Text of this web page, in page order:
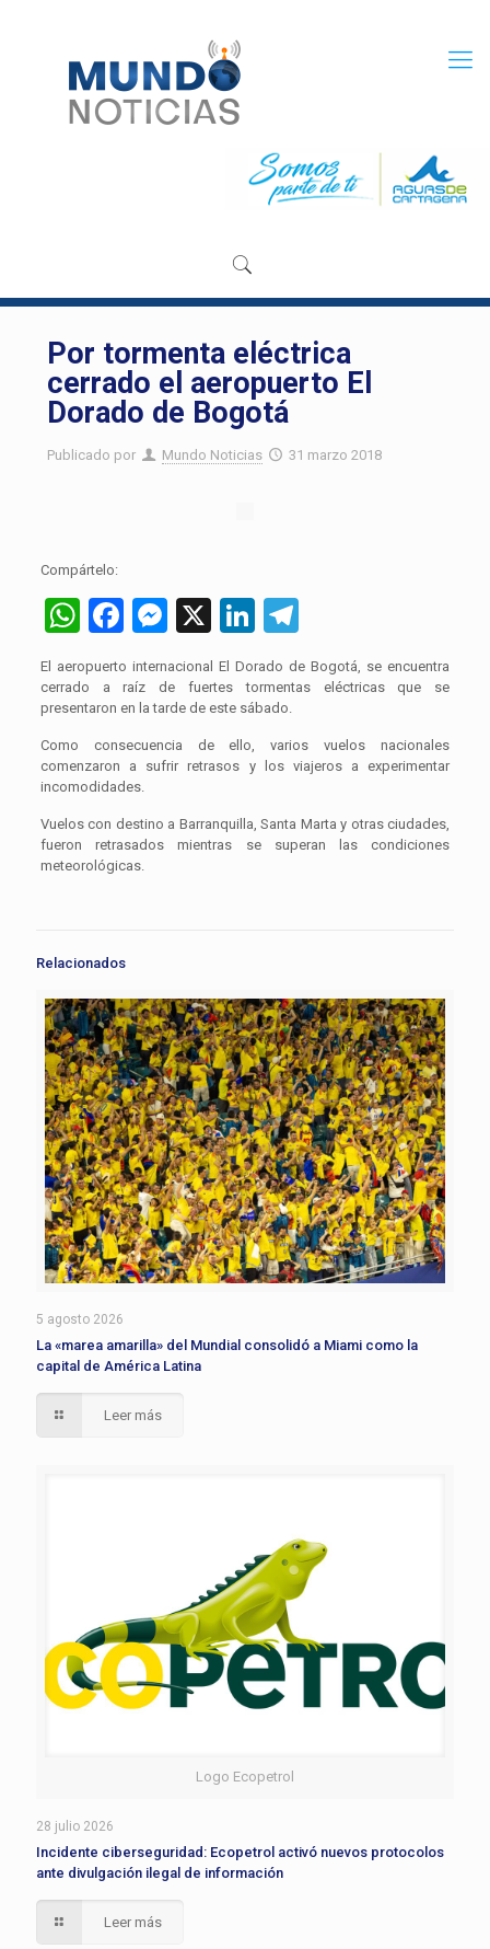
Por tormenta eléctrica
cerrado el aeropuerto El
Dorado de Bogotá
Publicado por Mundo Noticias 31 marzo 2018
Compártelo:
WhatsApp
Facebook
Messenger
X LinkedIn
El aeropuerto internacional El Dorado de Bogotá, se encuentra
cerrado a raíz de fuertes tormentas eléctricas que se
presentaron en la tarde de este sábado.
Como consecuencia de ello, varios vuelos nacionales
comenzaron a sufrir retrasos y los viajeros a experimentar
incomodidades.
Vuelos con destino a Barranquilla, Santa Marta y otras ciudades,
fueron retrasados mientras se superan las condiciones
meteorológicas.
Relacionados
5 agosto 2026
La «marea amarilla» del Mundial consolidó a Miami como la
capital de América Latina
Leer más
Logo Ecopetrol
28 julio 2026
Incidente ciberseguridad: Ecopetrol activó nuevos protocolos
ante divulgación ilegal de información
Leer más